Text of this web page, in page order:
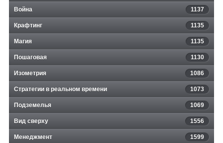
Война 1137
Крафтинг 1135
Магия 1135
Пошаговая 1130
Изометрия 1086
Стратегии в реальном времени 1073
Подземелья 1069
Вид сверху 1556
Менеджмент 1599